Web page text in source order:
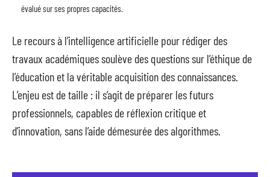
évalué sur ses propres capacités.
Le recours à l’intelligence artificielle pour rédiger des
travaux académiques soulève des questions sur l’éthique de
l’éducation et la véritable acquisition des connaissances.
L’enjeu est de taille : il s’agit de préparer les futurs
professionnels, capables de réflexion critique et
d’innovation, sans l’aide démesurée des algorithmes.